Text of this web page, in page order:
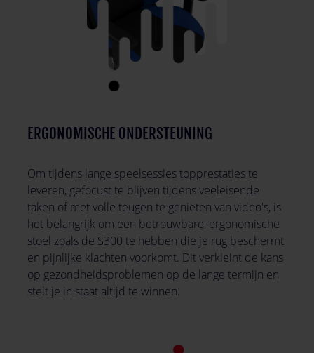
ERGONOMISCHE ONDERSTEUNING
Om tijdens lange speelsessies topprestaties te
leveren, gefocust te blijven tijdens veeleisende
taken of met volle teugen te genieten van video's, is
het belangrijk om een ​​betrouwbare, ergonomische
stoel zoals de S300 te hebben die je rug beschermt
en pijnlijke klachten voorkomt. Dit verkleint de kans
op gezondheidsproblemen op de lange termijn en
stelt je in staat altijd te winnen.